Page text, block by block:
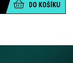
DO KOŠÍKU